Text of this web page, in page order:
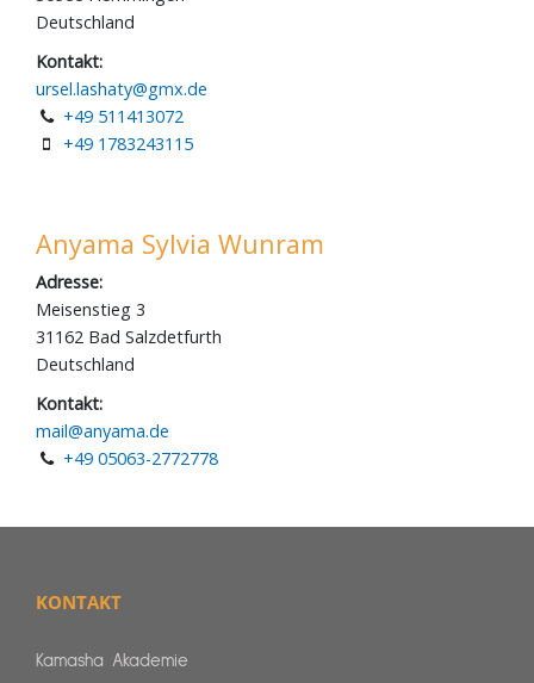
KONTAKT
Kamasha Akademie